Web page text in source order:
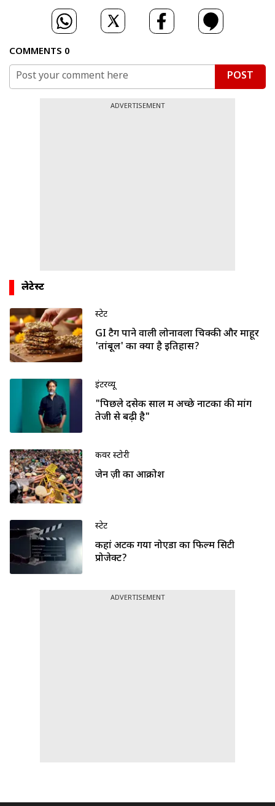
COMMENTS 0
POST
ADVERTISEMENT
लेटेस्ट
स्टेट
GI टैग पाने वाली लोनावला चिक्की और माहूर
'तांबूल' का क्या है इतिहास?
इंटरव्यू
"पिछले दसेक साल में अच्छे नाटकों की मांग
तेजी से बढ़ी है"
कवर स्टोरी
जेन ज़ी का आक्रोश
स्टेट
कहां अटक गया नोएडा का फिल्म सिटी
प्रोजेक्ट?
ADVERTISEMENT